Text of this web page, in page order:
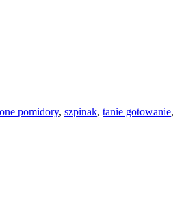
pomidory, szpinak, tanie gotowanie,